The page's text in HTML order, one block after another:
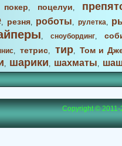
покер, поцелуи,
, резня, роботы, рулетка,
, сноубординг,
,тетрис, тир,Том и
, шарики, шахматы,
Copyright ©